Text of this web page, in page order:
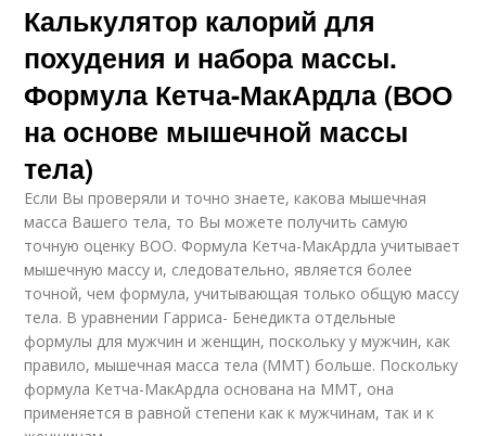
Калькулятор калорий для
похудения и набора массы.
Формула Кетча-МакАрдла (ВОО
на основе мышечной массы
тела)
Если Вы проверяли и точно знаете, какова мышечная
масса Вашего тела, то Вы можете получить самую
точную оценку ВОО. Формула Кетча-МакАрдла учитывает
мышечную массу и, следовательно, является более
точной, чем формула, учитывающая только общую массу
тела. В уравнении Гарриса- Бенедикта отдельные
формулы для мужчин и женщин, поскольку у мужчин, как
правило, мышечная масса тела (ММТ) больше. Поскольку
формула Кетча-МакАрдла основана на ММТ, она
применяется в равной степени как к мужчинам, так и к